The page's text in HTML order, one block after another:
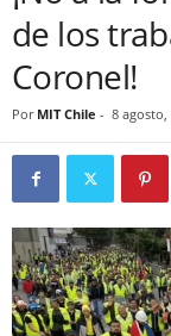
de los
Coronel!
Por MIT Chile - 8 agosto,